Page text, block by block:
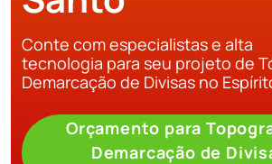
Conte com especialistas e alta
tecnologia para seu projeto de
Demarcação de Divisas no
Orçamento para
Demarcação de